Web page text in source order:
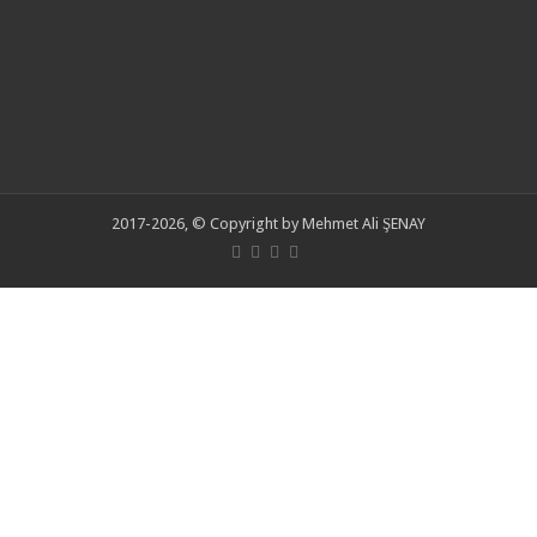
2017-2026, © Copyright by Mehmet Ali ŞENAY